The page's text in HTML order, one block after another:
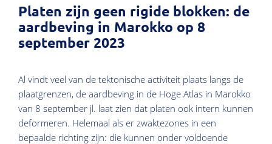
Platen zijn geen rigide blokken: de
aardbeving in Marokko op 8
september 2023
Al vindt veel van de tektonische activiteit plaats langs de
plaatgrenzen, de aardbeving in de Hoge Atlas in Marokko
van 8 september jl. laat zien dat platen ook intern kunnen
deformeren. Helemaal als er zwaktezones in een
bepaalde richting zijn: die kunnen onder voldoende